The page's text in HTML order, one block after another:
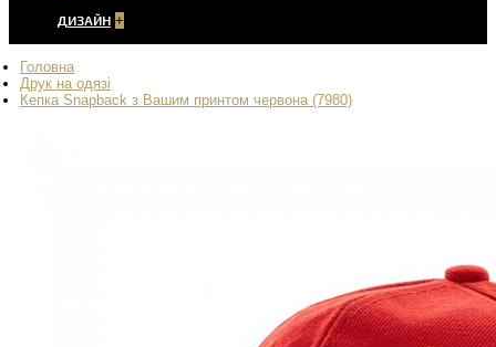
ДИЗАЙН +
Головна
Друк на одязі
Кепка Snapback з Вашим принтом червона (7980)